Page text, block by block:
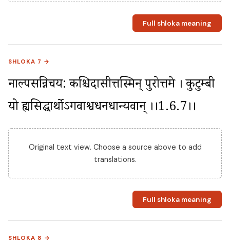
Full shloka meaning
SHLOKA 7 →
नाल्पसन्निचय: कश्चिदासीत्तस्मिन् पुरोत्तमे । कुटुम्बी
यो ह्यसिद्धार्थोऽगवाश्वधनधान्यवान् ।।1.6.7।।
Original text view. Choose a source above to add
translations.
Full shloka meaning
SHLOKA 8 →